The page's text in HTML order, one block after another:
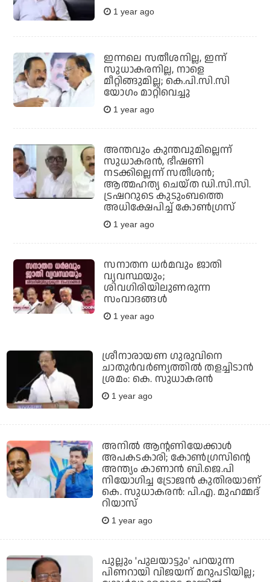
1 year ago
ഇന്നലെ സതീശനില്ല, ഇന്ന്
സുധാകരനില്ല, നാളെ
മീറ്റിങ്ങുമില്ല; കെ.പി.സി.സി
യോഗം മാറ്റിവെച്ചു
1 year ago
അന്തവും കുന്തവുമില്ലെന്ന്
സുധാകരന്‍, ഭീഷണി
നടക്കില്ലെന്ന് സതീശന്‍;
ആത്മഹത്യ ചെയ്ത ഡി.സി.സി.
ട്രഷററുടെ കുടുംബത്തെ
അധിക്ഷേപിച്ച് കോണ്‍ഗ്രസ്
1 year ago
സനാതന ധര്‍മവും ജാതി
വ്യവസ്ഥയും;
ശിവഗിരിയിലുണരുന്ന
സംവാദങ്ങള്‍
1 year ago
ശ്രീനാരായണ ഗുരുവിനെ
ചാതുര്‍വര്‍ണ്യത്തില്‍ തളച്ചിടാന്‍
ശ്രമം: കെ. സുധാകരന്‍
1 year ago
അനില്‍ ആന്റണിയേക്കാള്‍
അപകടകാരി; കോണ്‍ഗ്രസിന്റെ
അന്ത്യം കാണാന്‍ ബി.ജെ.പി
നിയോഗിച്ച ട്രോജന്‍ കുതിരയാണ്
കെ. സുധാകരന്‍: പി.എ. മുഹമ്മദ്
റിയാസ്
1 year ago
പുല്ലും 'പുലയാട്ടും' പറയുന്ന
പിണറായി വിജയന് മറുപടിയില്ല;